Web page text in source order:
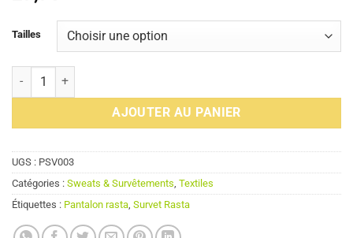
Tailles
AJOUTER AU PANIER
UGS : PSV003
Catégories : Sweats & Survêtements Textiles
Étiquettes : Pantalon rasta Survet Rasta